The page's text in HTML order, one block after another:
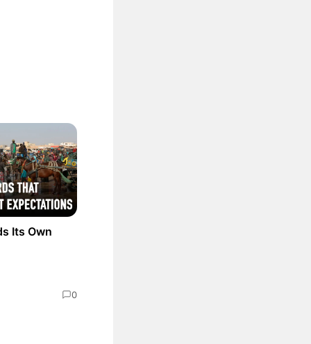
Its Own
0